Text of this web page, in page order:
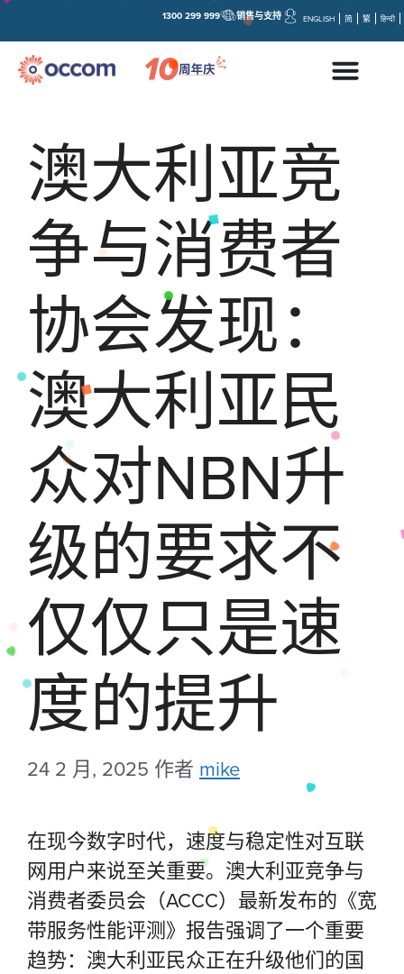
销售与支持
1300 299 999 ENGLISH 简 繁 हिन्दी
澳大利亚竞
争与消费者
协会发现：
澳大利亚民
众对NBN升
级的要求不
仅仅只是速
度的提升
24 2 月, 2025 作者 mike
在现今数字时代，速度与稳定性对互联
网用户来说至关重要。澳大利亚竞争与
消费者委员会（ACCC）最新发布的《宽
带服务性能评测》报告强调了一个重要
趋势：澳大利亚民众正在升级他们的国